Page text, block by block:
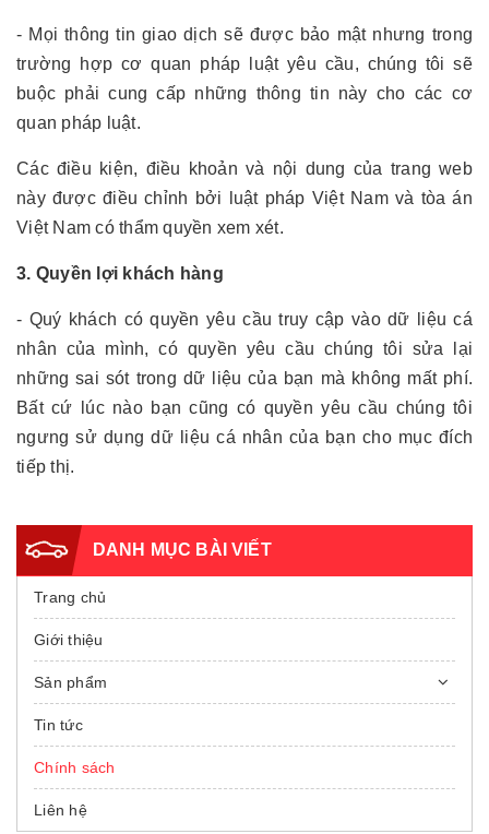
- Mọi thông tin giao dịch sẽ được bảo mật nhưng trong
trường hợp cơ quan pháp luật yêu cầu, chúng tôi sẽ
buộc phải cung cấp những thông tin này cho các cơ
quan pháp luật.
Các điều kiện, điều khoản và nội dung của trang web
này được điều chỉnh bởi luật pháp Việt Nam và tòa án
Việt Nam có thẩm quyền xem xét.
3. Quyền lợi khách hàng
- Quý khách có quyền yêu cầu truy cập vào dữ liệu cá
nhân của mình, có quyền yêu cầu chúng tôi sửa lại
những sai sót trong dữ liệu của bạn mà không mất phí.
Bất cứ lúc nào bạn cũng có quyền yêu cầu chúng tôi
ngưng sử dụng dữ liệu cá nhân của bạn cho mục đích
tiếp thị.
DANH MỤC BÀI VIẾT
Trang chủ
Giới thiệu
Sản phẩm
Tin tức
Chính sách
Liên hệ